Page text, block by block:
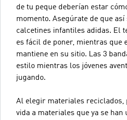
de tu peque deberían estar
momento. Asegúrate de que así
calcetines infantiles adidas. El
es fácil de poner, mientras que
mantiene en su sitio. Las 3
estilo mientras los jóvenes
jugando.
Al elegir materiales reciclados,
vida a materiales que ya se han